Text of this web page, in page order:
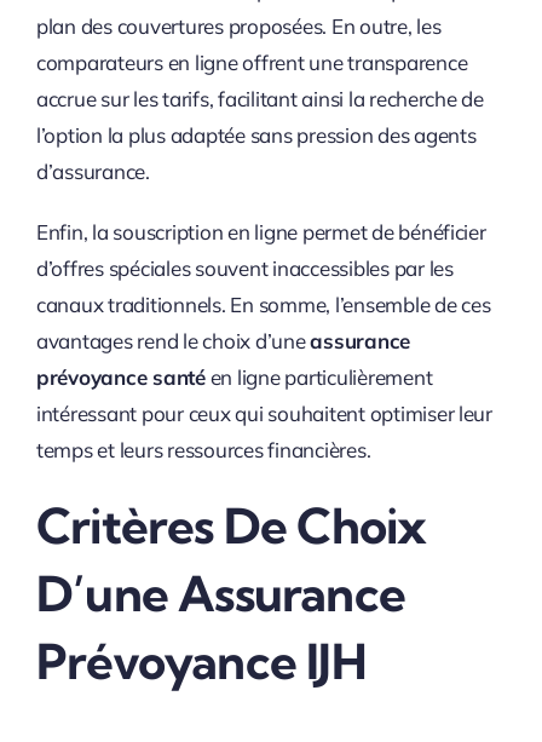
plan des couvertures proposées. En outre, les
comparateurs en ligne offrent une transparence
accrue sur les tarifs, facilitant ainsi la recherche de
l’option la plus adaptée sans pression des agents
d’assurance.
Enfin, la souscription en ligne permet de bénéficier
d’offres spéciales souvent inaccessibles par les
canaux traditionnels. En somme, l’ensemble de ces
avantages rend le choix d’uneassurance
prévoyance santéen ligne particulièrement
intéressant pour ceux qui souhaitent optimiser leur
temps et leurs ressources financières.
Critères De Choix
D’une Assurance
Prévoyance IJH